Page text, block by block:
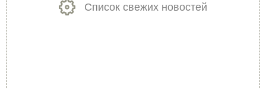
Список свежих новостей